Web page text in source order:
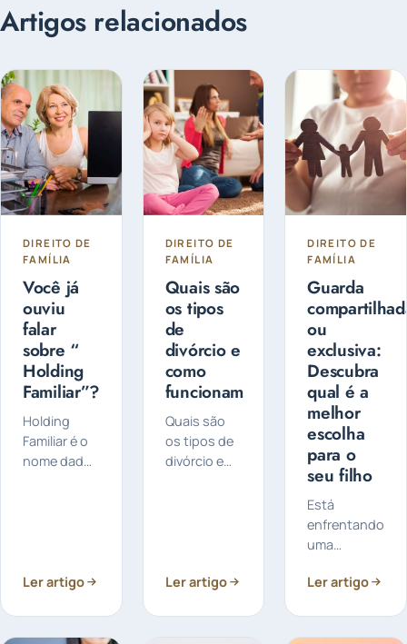
Artigos relacionados
DIREITO DE
FAMÍLIA
Você já
ouviu
falar
sobre “
Holding
Familiar”?
Holding
Familiar é o
nome dado
para
administrá-
Ler artigo
DIREITO DE
FAMÍLIA
Quais são
os tipos
de
divórcio e
como
funcionam
Quais são
os tipos de
divórcio e
forma
extrajudicial
Ler artigo
DIREITO DE
FAMÍLIA
Guarda
ou
exclusiva:
Descubra
qual é a
melhor
escolha
para o
seu filho
Está
enfrentando
uma
preocupado
Ler artigo